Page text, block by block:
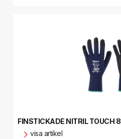
FINSTICKADE NITRIL TOUCH 8
visa artikel